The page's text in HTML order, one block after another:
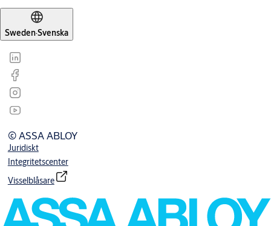
Sweden·Svenska
© ASSA ABLOY
Juridiskt
Integritetscenter
Visselblåsare